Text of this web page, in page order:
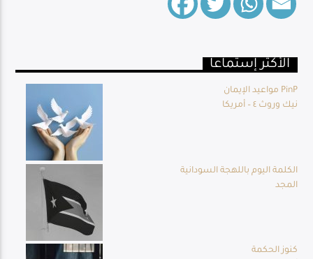
الأكثر إستماعا
مواعيد الإيمان PinP
نيك وروث ٤ – أمريكا
الكلمة اليوم باللهجة السودانية
المجد
كنوز الحكمة